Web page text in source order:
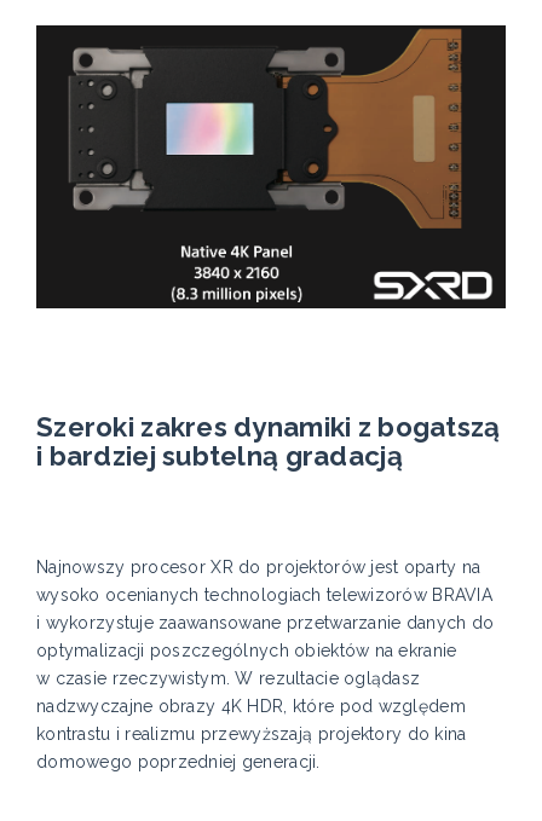
Szeroki zakres dynamiki z bogatszą
i bardziej subtelną gradacją
Najnowszy procesor XR do projektorów jest oparty na
wysoko ocenianych technologiach telewizorów BRAVIA
i wykorzystuje zaawansowane przetwarzanie danych do
optymalizacji poszczególnych obiektów na ekranie
w czasie rzeczywistym. W rezultacie oglądasz
nadzwyczajne obrazy 4K HDR, które pod względem
kontrastu i realizmu przewyższają projektory do kina
domowego poprzedniej generacji.